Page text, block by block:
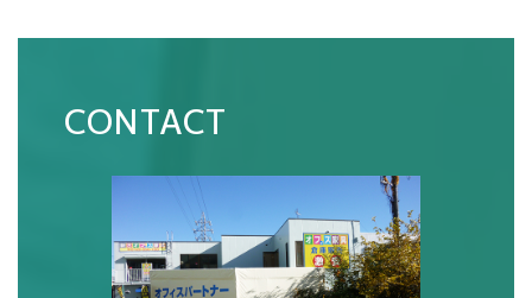
CONTACT